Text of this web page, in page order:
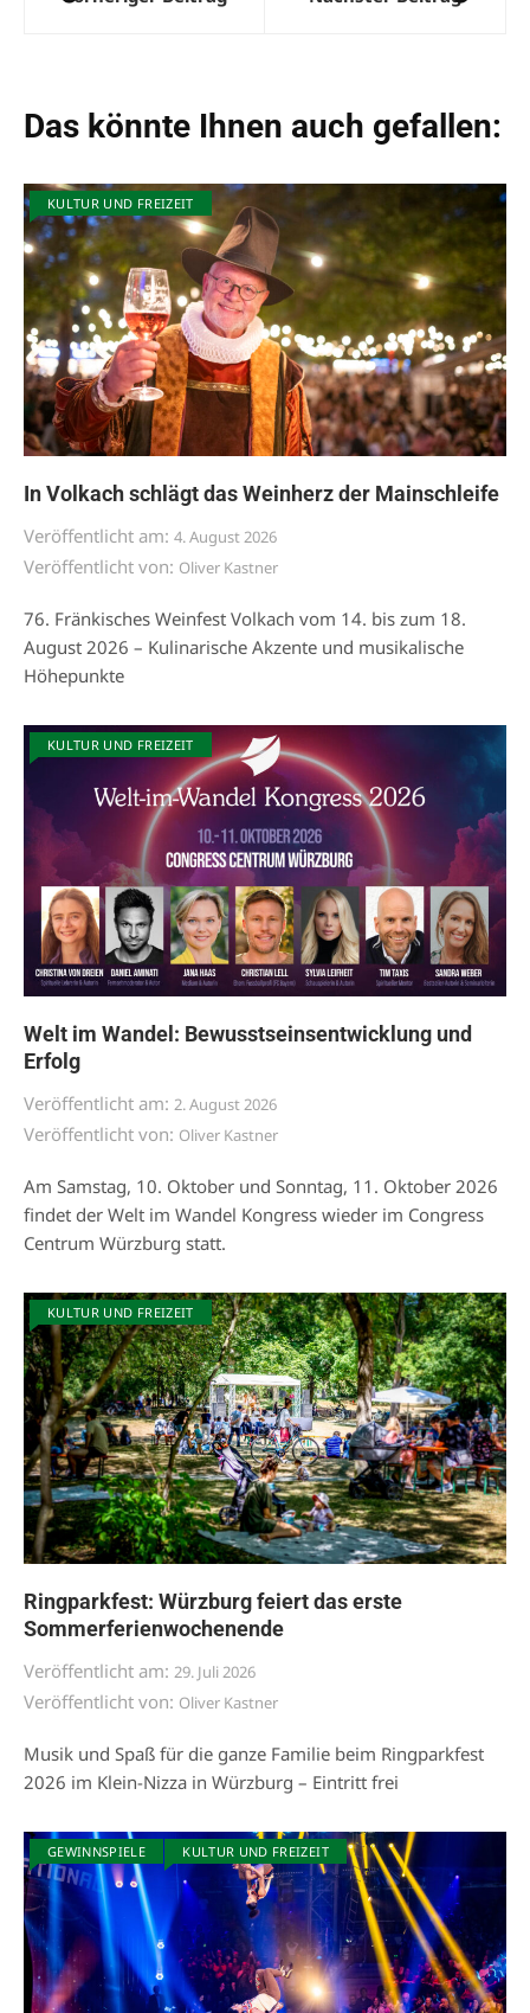
Das könnte Ihnen auch gefallen:
KULTUR UND FREIZEIT
In Volkach schlägt das Weinherz der Mainschleife
Veröffentlicht am: 4. August 2026
Veröffentlicht von: Oliver Kastner
76. Fränkisches Weinfest Volkach vom 14. bis zum 18.
August 2026 – Kulinarische Akzente und musikalische
Höhepunkte
KULTUR UND FREIZEIT
Welt im Wandel: Bewusstseinsentwicklung und
Erfolg
Veröffentlicht am: 2. August 2026
Veröffentlicht von: Oliver Kastner
Am Samstag, 10. Oktober und Sonntag, 11. Oktober 2026
findet der Welt im Wandel Kongress wieder im Congress
Centrum Würzburg statt.
KULTUR UND FREIZEIT
Ringparkfest: Würzburg feiert das erste
Sommerferienwochenende
Veröffentlicht am: 29. Juli 2026
Veröffentlicht von: Oliver Kastner
Musik und Spaß für die ganze Familie beim Ringparkfest
2026 im Klein-Nizza in Würzburg – Eintritt frei
GEWINNSPIELE KULTUR UND FREIZEIT